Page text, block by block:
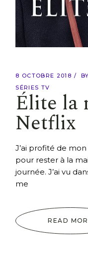
8 OCTOBRE 2018 BY
SÉRIES TV
Élite la
Netflix
J’ai profité de
pour rester à la
journée. J’ai vu
me
READ